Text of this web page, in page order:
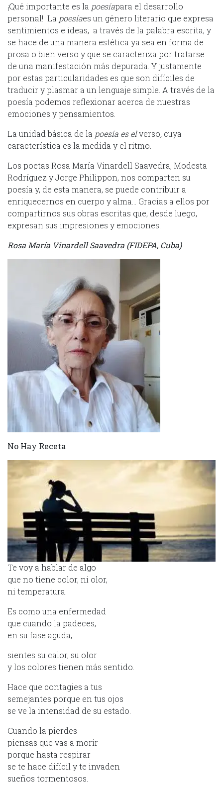
¡Qué importante es la poesíapara el desarrollo
personal! La poesíaes un género literario que expresa
sentimientos e ideas, a través de la palabra escrita, y
se hace de una manera estética ya sea en forma de
prosa o bien verso y que se caracteriza por tratarse
de una manifestación más depurada. Y justamente
por estas particularidades es que son difíciles de
traducir y plasmar a un lenguaje simple. A través de la
poesía podemos reflexionar acerca de nuestras
emociones y pensamientos.
La unidad básica de la poesía es elverso, cuya
característica es la medida y el ritmo.
Los poetas Rosa María Vinardell Saavedra, Modesta
Rodríguez y Jorge Philippon, nos comparten su
poesía y, de esta manera, se puede contribuir a
enriquecernos en cuerpo y alma… Gracias a ellos por
compartirnos sus obras escritas que, desde luego,
expresan sus impresiones y emociones.
Rosa María Vinardell Saavedra (FIDEPA, Cuba)
No Hay Receta
Te voy a hablar de algo
que no tiene color, ni olor,
ni temperatura.
Es como una enfermedad
que cuando la padeces,
en su fase aguda,
sientes su calor, su olor
y los colores tienen más sentido.
Hace que contagies a tus
semejantes porque en tus ojos
se ve la intensidad de su estado.
Cuando la pierdes
piensas que vas a morir
porque hasta respirar
se te hace difícil y te invaden
sueños tormentosos.